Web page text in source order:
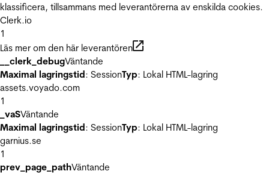
klassificera, tillsammans med leverantörerna av enskilda cookies.
Clerk.io
1
Läs mer om den här leverantören
__clerk_debugVäntande
Maximal lagringstid: SessionTyp: Lokal HTML-lagring
assets.voyado.com
1
_vaSVäntande
Maximal lagringstid: SessionTyp: Lokal HTML-lagring
garnius.se
1
prev_page_pathVäntande